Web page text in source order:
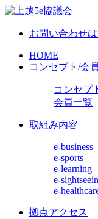
お問い合わせ
HOME
コンセプト/会員
コンセプ
会員一覧
取組み内容
e-business
e-sports
e-learning
e-
e-
拠点アクセス